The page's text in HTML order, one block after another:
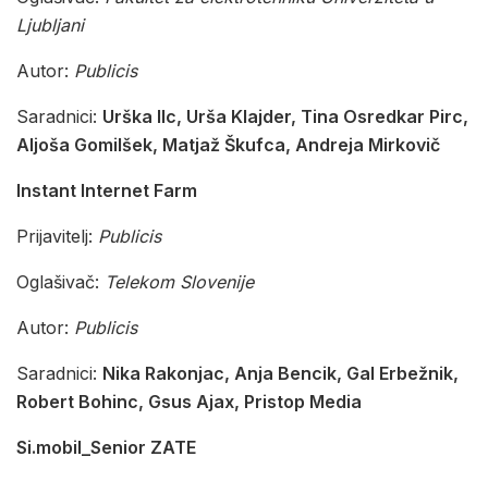
Ljubljani
Autor: Publicis
Saradnici: Urška Ilc, Urša Klajder, Tina Osredkar Pirc,
Aljoša Gomilšek, Matjaž Škufca, Andreja Mirkovič
Instant Internet Farm
Prijavitelj: Publicis
Oglašivač: Telekom Slovenije
Autor: Publicis
Saradnici: Nika Rakonjac, Anja Bencik, Gal Erbežnik,
Robert Bohinc, Gsus Ajax, Pristop Media
Si.mobil_Senior ZATE